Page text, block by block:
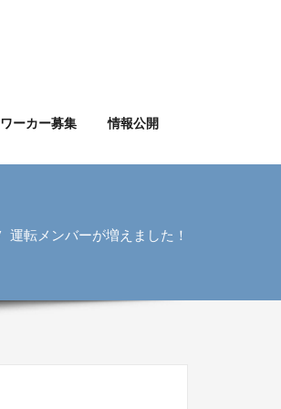
ワーカー募集 情報公開
運転メンバーが増えました！